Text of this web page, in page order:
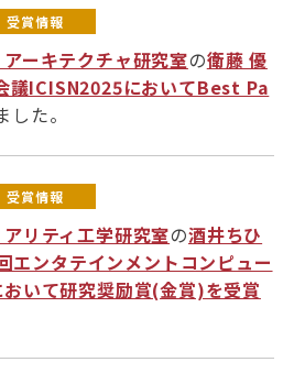
受賞情報
ーキテクチャ研究室の衛藤 優
議ICISN2025においてBest Pa
した。
受賞情報
リティ工学研究室の酒井ちひ
エンタテインメントコンピュー
いて研究奨励賞(金賞)を受賞